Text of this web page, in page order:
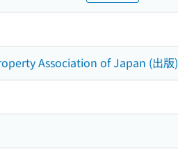
Association of Japan (出版)